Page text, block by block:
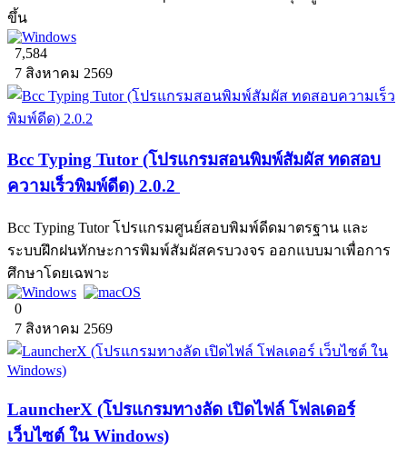
ขึ้น
7,584
7 สิงหาคม 2569
Bcc Typing Tutor (โปรแกรมสอนพิมพ์สัมผัส ทดสอบ
ความเร็วพิมพ์ดีด) 2.0.2
Bcc Typing Tutor โปรแกรมศูนย์สอบพิมพ์ดีดมาตรฐาน และ
ระบบฝึกฝนทักษะการพิมพ์สัมผัสครบวงจร ออกแบบมาเพื่อการ
ศึกษาโดยเฉพาะ
0
7 สิงหาคม 2569
LauncherX (โปรแกรมทางลัด เปิดไฟล์ โฟลเดอร์
เว็บไซต์ ใน Windows)